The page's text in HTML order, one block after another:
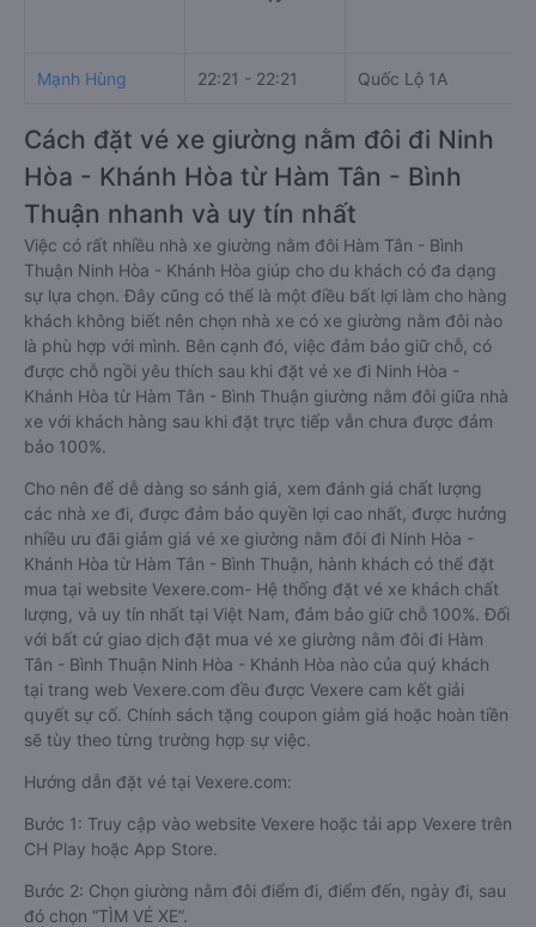
Mạnh Hùng 22:21 - 22:21 Quốc Lộ 1A
Cách đặt vé xe giường nằm đôi đi Ninh
Hòa - Khánh Hòa từ Hàm Tân - Bình
Thuận nhanh và uy tín nhất
Việc có rất nhiều nhà xe giường nằm đôi Hàm Tân - Bình
Thuận Ninh Hòa - Khánh Hòa giúp cho du khách có đa dạng
sự lựa chọn. Đây cũng có thể là một điều bất lợi làm cho hàng
khách không biết nên chọn nhà xe có xe giường nằm đôi nào
là phù hợp với mình. Bên cạnh đó, việc đảm bảo giữ chỗ, có
được chỗ ngồi yêu thích sau khi đặt vé xe đi Ninh Hòa -
Khánh Hòa từ Hàm Tân - Bình Thuận giường nằm đôi giữa nhà
xe với khách hàng sau khi đặt trực tiếp vẫn chưa được đảm
bảo 100%.
Cho nên để dễ dàng so sánh giá, xem đánh giá chất lượng
các nhà xe đi, được đảm bảo quyền lợi cao nhất, được hưởng
nhiều ưu đãi giảm giá vé xe giường nằm đôi đi Ninh Hòa -
Khánh Hòa từ Hàm Tân - Bình Thuận, hành khách có thể đặt
mua tại website Vexere.com- Hệ thống đặt vé xe khách chất
lượng, và uy tín nhất tại Việt Nam, đảm bảo giữ chỗ 100%. Đối
với bất cứ giao dịch đặt mua vé xe giường nằm đôi đi Hàm
Tân - Bình Thuận Ninh Hòa - Khánh Hòa nào của quý khách
tại trang web Vexere.com đều được Vexere cam kết giải
quyết sự cố. Chính sách tặng coupon giảm giá hoặc hoàn tiền
sẽ tùy theo từng trường hợp sự việc.
Hướng dẫn đặt vé tại Vexere.com:
Bước 1: Truy cập vào website Vexere hoặc tải app Vexere trên
CH Play hoặc App Store.
Bước 2: Chọn giường nằm đôi điểm đi, điểm đến, ngày đi, sau
đó chọn “TÌM VÉ XE”.